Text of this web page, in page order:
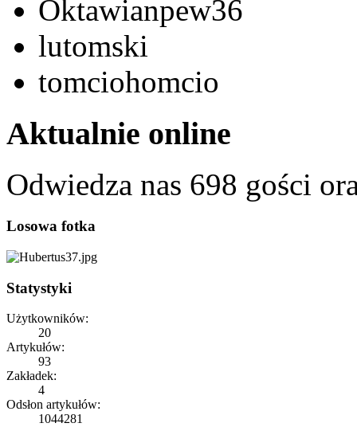
Oktawianpew36
lutomski
tomciohomcio
Aktualnie online
Odwiedza nas 698 gości
Losowa fotka
Statystyki
Użytkowników:
20
Artykułów:
93
Zakładek:
4
Odsłon artykułów:
1044281